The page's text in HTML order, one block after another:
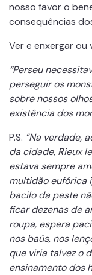
nosso favor o
consequências
Ver e enxergar ou
“Perseu
perseguir os
sobre nossos
existência dos
P.S. “Na verdade,
da cidade, Rieux
estava sempre
multidão eufórica
bacilo da peste
ficar dezenas de
roupa, espera
nos baús, nos
que viria talvez o
ensinamento dos